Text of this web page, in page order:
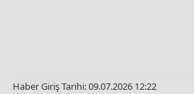
Haber Giriş Tarihi: 09.07.2026 12:22